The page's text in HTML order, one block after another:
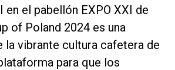
en el pabellón EXPO XXI de
of Poland 2024 es una
la vibrante cultura cafetera de
para que los